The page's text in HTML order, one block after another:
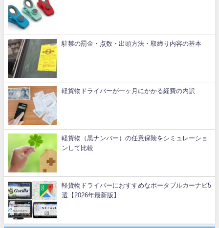
駐禁の罰金・点数・出頭方法・取締り内容の基本
軽貨物ドライバーが一ヶ月にかかる経費の内訳
軽貨物（黒ナンバー）の任意保険をシミュレーショ
ンして比較
軽貨物ドライバーにおすすめなポータブルカーナビ5
選【2026年最新版】